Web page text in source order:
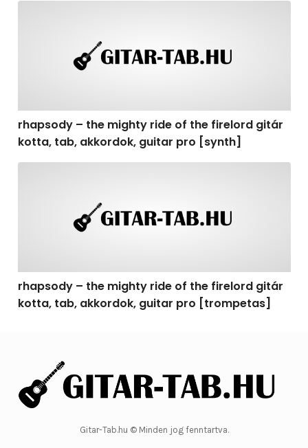
rhapsody – the mighty ride of the firelord gitár
kotta, tab, akkordok, guitar pro [synth]
rhapsody – the mighty ride of the firelord gitár
kotta, tab, akkordok, guitar pro [trompetas]
Gitar-Tab.hu © Minden jog fenntartva.